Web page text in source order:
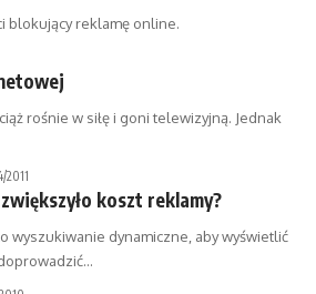
blokujący reklamę online.
rośnie w siłę i goni telewizyjną. Jednak
koszt reklamy?
wyszukiwanie dynamiczne, aby wyświetlić